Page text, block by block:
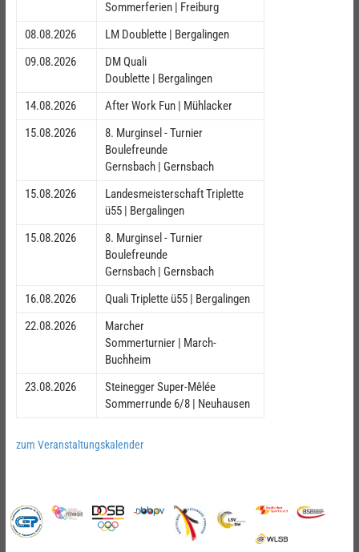
Sommerferien | Freiburg
08.08.2026
LM Doublette | Bergalingen
09.08.2026
DM Quali
Doublette | Bergalingen
14.08.2026
After Work Fun | Mühlacker
15.08.2026
8. Murginsel - Turnier
Boulefreunde
Gernsbach | Gernsbach
15.08.2026
Landesmeisterschaft Triplette
ü55 | Bergalingen
15.08.2026
8. Murginsel - Turnier
Boulefreunde
Gernsbach | Gernsbach
16.08.2026
Quali Triplette ü55 | Bergalingen
22.08.2026
Marcher
Sommerturnier | March-
Buchheim
23.08.2026
Steinegger Super-Mêlée
Sommerrunde 6/8 | Neuhausen
zum Veranstaltungskalender